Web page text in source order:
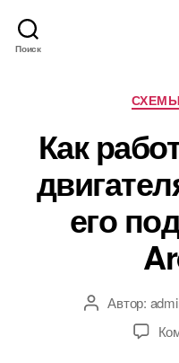
Поиск
СХЕМЫ
Как
его
А Автор: